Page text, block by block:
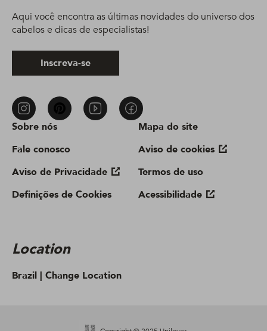
Sobre nós
Fale conosco
Aviso de Privacidade
Definições de Cookies
Mapa do site
Aviso de cookies
Termos de uso
Acessibilidade
Location
Brazil | Change Location
Aqui você encontra as últimas novidades do universo dos
cabelos e dicas de especialistas!
Inscreva-se